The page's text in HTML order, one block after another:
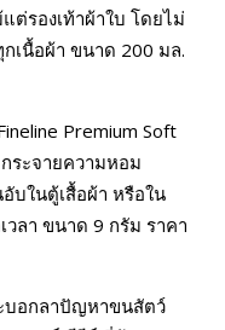
ต่รองเท้าผ้าใบ โดยไม่
เนื้อผ้า ขนาด 200 มล.
Premium Soft
ระจายความหอม
บในตู้เสื้อผ้า หรือใน
ลา ขนาด 9 กรัม ราคา
บอกลาปัญหาขนสัตว์